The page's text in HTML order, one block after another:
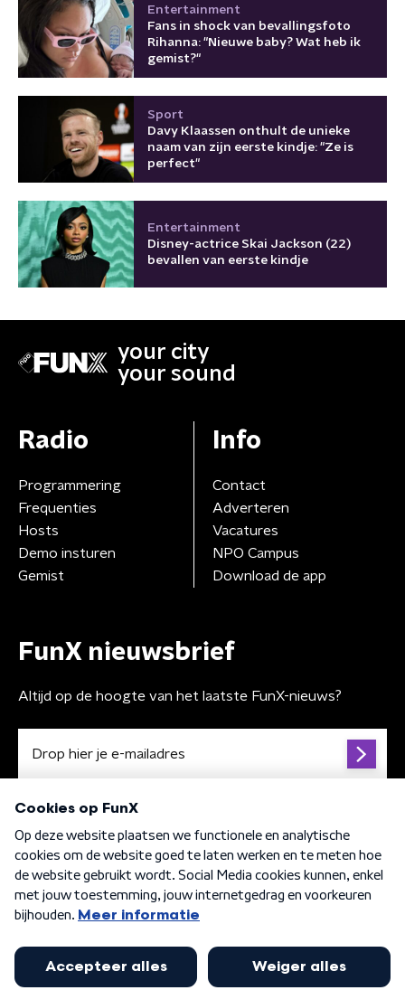
Entertainment
Fans in shock van bevallingsfoto
Rihanna: "Nieuwe baby? Wat heb ik
gemist?"
Sport
Davy Klaassen onthult de unieke
naam van zijn eerste kindje: "Ze is
perfect"
Entertainment
Disney-actrice Skai Jackson (22)
bevallen van eerste kindje
your city
your sound
Radio
Programmering
Frequenties
Hosts
Demo insturen
Gemist
Info
Contact
Adverteren
Vacatures
NPO Campus
Download de app
FunX nieuwsbrief
Altijd op de hoogte van het laatste FunX-nieuws?
Algemene voorwaarden Privacybeleid